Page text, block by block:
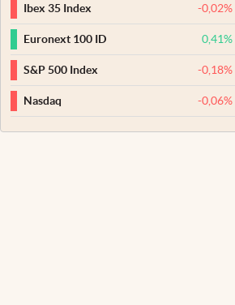
Ibex 35 Index
-0,02%
Euronext 100 ID 0,41%
S&P 500 Index -0,18%
Nasdaq -0,06%